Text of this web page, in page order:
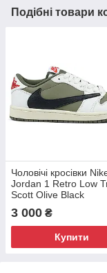
Подібні товари
Чоловічі кросівки
Jordan 1 Retro Low
Scott Olive Black
3 000 ₴
Купити